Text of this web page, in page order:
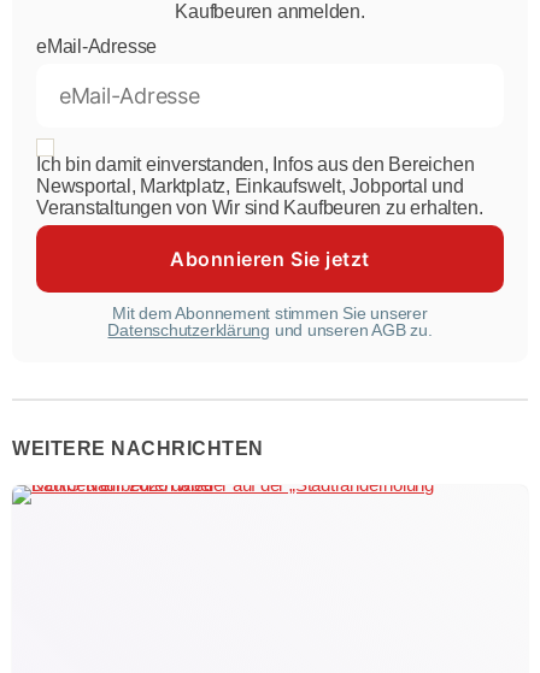
Kaufbeuren anmelden.
eMail-Adresse
Ich bin damit einverstanden, Infos aus den Bereichen
Newsportal, Marktplatz, Einkaufswelt, Jobportal und
Veranstaltungen von Wir sind Kaufbeuren zu erhalten.
Mit dem Abonnement stimmen Sie unserer
Datenschutzerklärung und unseren AGB zu.
WEITERE NACHRICHTEN